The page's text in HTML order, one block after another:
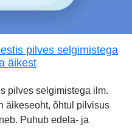
pilves selgimistega
äikest
pilves selgimistega ilm.
äikeseoht, õhtul pilvisus
Puhub edela- ja